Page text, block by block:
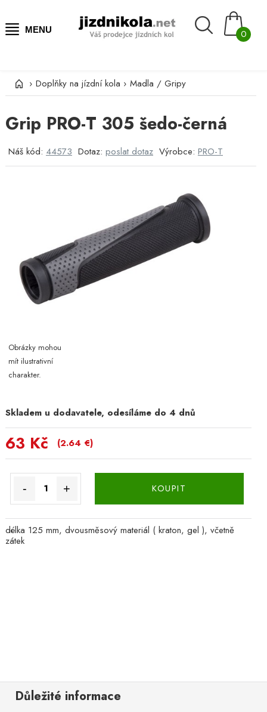
MENU 0
› Doplňky na jízdní kola › Madla / Gripy
Grip PRO-T 305 šedo-černá
Náš kód: 44573 Dotaz: poslat dotaz Výrobce: PRO-T
Obrázky mohou
mít ilustrativní
charakter.
Skladem u dodavatele, odesíláme do 4 dnů
63 Kč (2.64 €)
- + KOUPIT
délka 125 mm, dvousměsový materiál ( kraton, gel ), včetně
zátek
Důležité informace